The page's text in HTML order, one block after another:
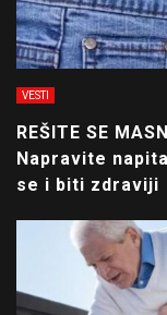
VESTI
REŠITE SE
Napravite
se i biti zdraviji